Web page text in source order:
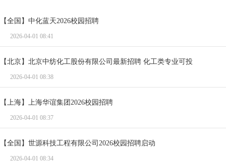
【全国】中化蓝天2026校园招聘
2026-04-01 08:41
【北京】北京中纺化工股份有限公司最新招聘 化工类专业可投
2026-04-01 08:38
【上海】上海华谊集团2026校园招聘
2026-04-01 08:37
【全国】世源科技工程有限公司2026校园招聘启动
2026-04-01 08:34